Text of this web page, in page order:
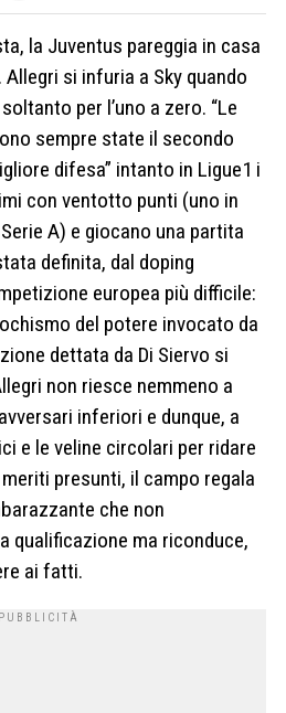
la Juventus pareggia in casa
si infuria a Sky quando
per l’uno a zero. “Le
sempre state il secondo
difesa” intanto in Ligue1 i
con ventotto punti (uno in
A) e giocano una partita
definita, dal doping
europea più difficile:
del potere invocato da
dettata da Di Siervo si
non riesce nemmeno a
inferiori e dunque, a
e le veline circolari per ridare
presunti, il campo regala
che non
qualificazione ma riconduce,
ai fatti.